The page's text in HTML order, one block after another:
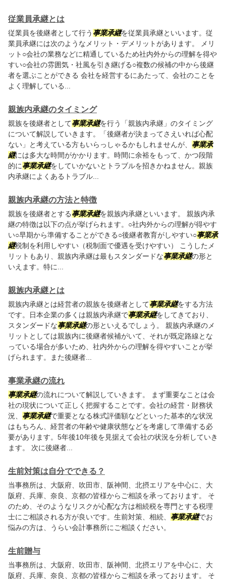
従業員承継とは
従業員を後継者として行う 事業承継を従業員承継といいます。従
業員承継には次のようなメリット・デメリットがあります。 メリ
ット○会社の業務などに精通しているため社内外からの理解を得や
すい○会社の雰囲気・社風を引き継げる○複数の候補の中から後継
者を選ぶことができる 会社を経営するにあたって、会社のことを
よく理解している...
親族内承継のタイミング
親族を後継者として事業承継を行う「親族内承継」のタイミング
について解説していきます。「後継者が決まってさえいれば心配
ない」と考えている方もいらっしゃるかもしれませんが、 事業承
継には多大な時間がかかります。時間に余裕をもって、かつ段階
的に事業承継をしていかないとトラブルを招きかねません。親族
内承継によくあるトラブル...
親族内承継の方法と特徴
親族を後継者とする事業承継を親族内承継といいます。 親族内承
継の特徴は以下の点が挙げられます。○社内外からの理解が得やす
い○早期から準備することができる○後継者教育がしやすい○事業承
継税制を利用しやすい（税制面で優遇を受けやすい） こうしたメ
リットもあり、親族内承継は最もスタンダードな事業承継の形と
いえます。特に...
親族内承継とは
親族内承継とは経営者の親族を後継者として事業承継をする方法
です。日本企業の多くは親族内承継で事業承継をしてきており、
スタンダードな事業承継の形といえるでしょう。 親族内承継のメ
リットとしては親族内に後継者候補がいて、それが既定路線とな
っている場合が多いため、社内外からの理解を得やすいことが挙
げられます。また後継者...
事業承継の流れ
事業承継の流れについて解説していきます。 まず重要なことは会
社の現状について正しく把握することです。会社の経営・財務状
況、 事業承継で重要となる株式評価額などといった基本的な状況
はもちろん、経営者の年齢や健康状態などを考慮して準備する必
要があります。5年後10年後を見据えて会社の状況を分析していき
ます。 次に後継者...
生前対策は自分でできる？
当事務所は、大阪府、吹田市、阪神間、北摂エリアを中心に、大
阪府、兵庫、奈良、京都の皆様からご相談を承っております。 そ
のため、そのようなリスクが心配な方は相続税を専門とする税理
士にご相談される方が良いです。生前対策、相続、 事業承継でお
悩みの方は、うらい会計事務所にご相談ください。
生前贈与
当事務所は、大阪府、吹田市、阪神間、北摂エリアを中心に、大
阪府、兵庫、奈良、京都の皆様からご相談を承っております。 そ